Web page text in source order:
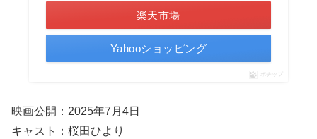
楽天市場
Yahooショッピング
ポチップ
映画公開：2025年7月4日
キャスト：桜田ひより